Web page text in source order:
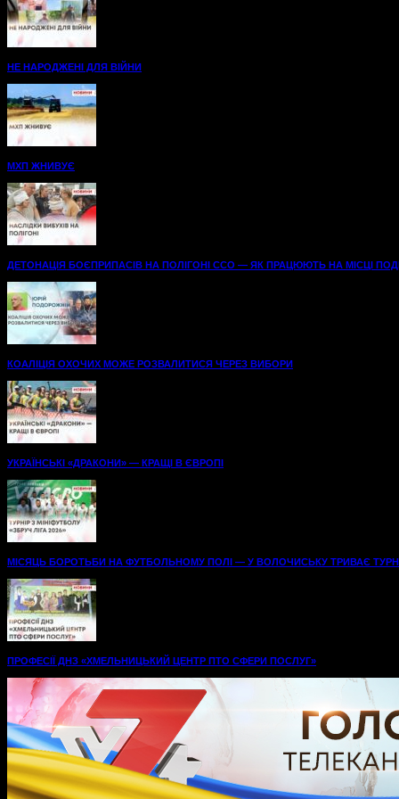
НЕ НАРОДЖЕНІ ДЛЯ ВІЙНИ
МХП ЖНИВУЄ
ДЕТОНАЦІЯ БОЄПРИПАСІВ НА ПОЛІГОНІ ССО — ЯК ПРАЦЮЮТЬ НА МІСЦІ
КОАЛІЦІЯ ОХОЧИХ МОЖЕ РОЗВАЛИТИСЯ ЧЕРЕЗ ВИБОРИ
УКРАЇНСЬКІ «ДРАКОНИ» — КРАЩІ В ЄВРОПІ
МІСЯЦЬ БОРОТЬБИ НА ФУТБОЛЬНОМУ ПОЛІ — У ВОЛОЧИСЬКУ ТРИВАЄ
ПРОФЕСІЇ ДНЗ «ХМЕЛЬНИЦЬКИЙ ЦЕНТР ПТО СФЕРИ ПОСЛУГ»